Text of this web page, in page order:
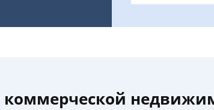
коммерческой